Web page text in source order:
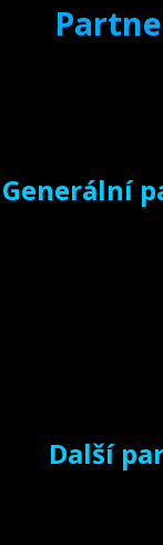
Generální
Další